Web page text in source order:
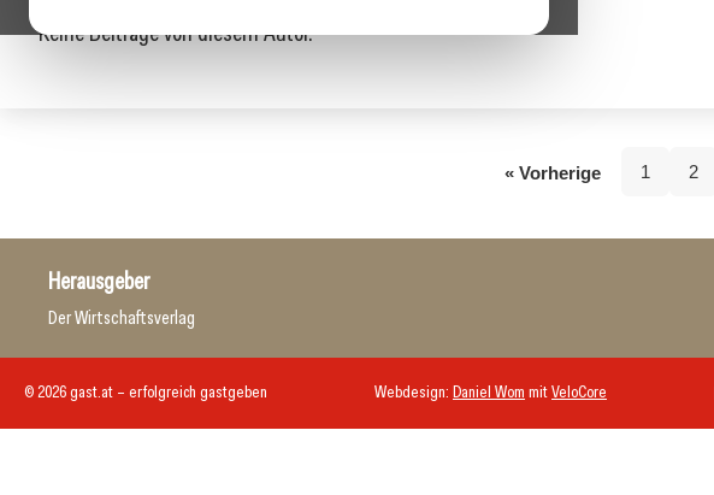
Keine Beiträge von diesem Autor.
« Vorherige 1 2
Herausgeber
Der Wirtschaftsverlag
© 2026 gast.at – erfolgreich gastgeben Webdesign: Daniel Wom mitVeloCore